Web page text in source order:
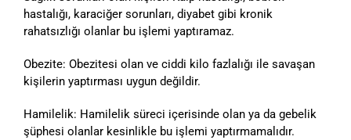
hastalığı, karaciğer sorunları, diyabet gibi kronik
rahatsızlığı olanlar bu işlemi yaptıramaz.
Obezite: Obezitesi olan ve ciddi kilo fazlalığı ile savaşan
kişilerin yaptırması uygun değildir.
Hamilelik: Hamilelik süreci içerisinde olan ya da gebelik
şüphesi olanlar kesinlikle bu işlemi yaptırmamalıdır.